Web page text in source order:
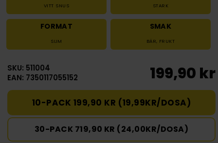
VITT SNUS STARK
FORMAT
SLIM
SMAK
BÄR, FRUKT
SKU: 511004
EAN: 7350117055152
199,90 kr
10-PACK 199,90 KR (19,99KR/DOSA)
30-PACK 719,90 KR (24,00KR/DOSA)